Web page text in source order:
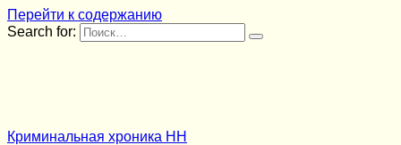
Перейти к содержанию
Search for:
Криминальная хроника НН